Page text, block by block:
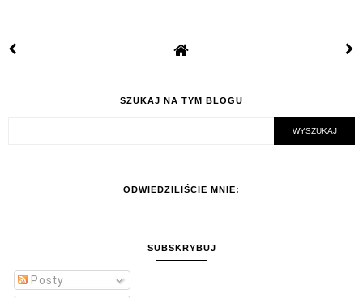
SZUKAJ NA TYM BLOGU
ODWIEDZILIŚCIE MNIE:
SUBSKRYBUJ
Posty